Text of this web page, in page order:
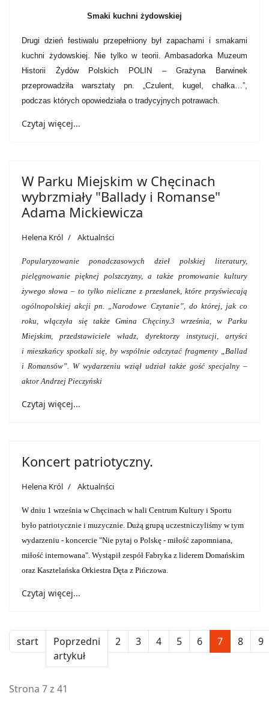
Smaki kuchni żydowskiej
Drugi dzień festiwalu przepełniony był zapachami i smakami
kuchni żydowskiej. Nie tylko w teorii. Ambasadorka Muzeum
Historii Żydów Polskich POLIN – Grażyna Barwinek
przeprowadziła warsztaty pn. „Czulent, kugel, chałka…”,
podczas których opowiedziała o tradycyjnych potrawach.
Czytaj więcej...
W Parku Miejskim w Chęcinach
wybrzmiały "Ballady i Romanse"
Adama Mickiewicza
Helena Król Aktualnści
Popularyzowanie ponadczasowych dzieł polskiej literatury,
pielęgnowanie pięknej polszczyzny, a także promowanie kultury
żywego słowa – to tylko nieliczne z przesłanek, które przyświecają
ogólnopolskiej akcji pn. „Narodowe Czytanie”, do której, jak co
roku, włączyła się także Gmina Chęciny.3 września, w Parku
Miejskim, przedstawiciele władz, dyrektorzy instytucji, artyści
i mieszkańcy spotkali się, by wspólnie odczytać fragmenty „Ballad
i Romansów”. W wydarzeniu wziął udział także gość specjalny –
aktor Andrzej Pieczyński
Czytaj więcej...
Koncert patriotyczny.
Helena Król Aktualnści
W dniu 1 września w Chęcinach w hali Centrum Kultury i Sportu
było patriotycznie i muzycznie. Dużą grupą uczestniczyliśmy w tym
wydarzeniu - koncercie "Nie pytaj o Polskę - miłość zapomniana,
miłość internowana". Wystąpił zespół Fabryka z liderem Domańskim
oraz Kasztelańska Orkiestra Dęta z Pińczowa.
Czytaj więcej...
start
Poprzedni
artykuł
2 3 4 5 6 7 8 9
Strona 7 z 41